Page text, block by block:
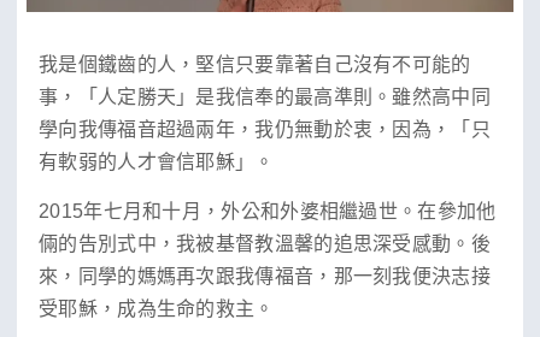
我是個鐵齒的人，堅信只要靠著自己沒有不可能的
事，「人定勝天」是我信奉的最高準則。雖然高中同
學向我傳福音超過兩年，我仍無動於衷，因為，「只
有軟弱的人才會信耶穌」。
2015年七月和十月，外公和外婆相繼過世。在參加他
倆的告別式中，我被基督教溫馨的追思深受感動。後
來，同學的媽媽再次跟我傳福音，那一刻我便決志接
受耶穌，成為生命的救主。